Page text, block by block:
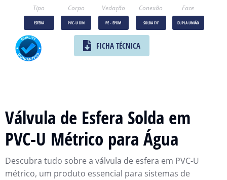
Tipo Corpo Vedação Conexão Face
ESFERA PVC-U DIN PE - EPDM SOLDA F/F DUPLA UNIÃO
FICHA TÉCNICA
Válvula de Esfera Solda em
PVC-U Métrico para Água
Descubra tudo sobre a válvula de esfera em PVC-U
métrico, um produto essencial para sistemas de